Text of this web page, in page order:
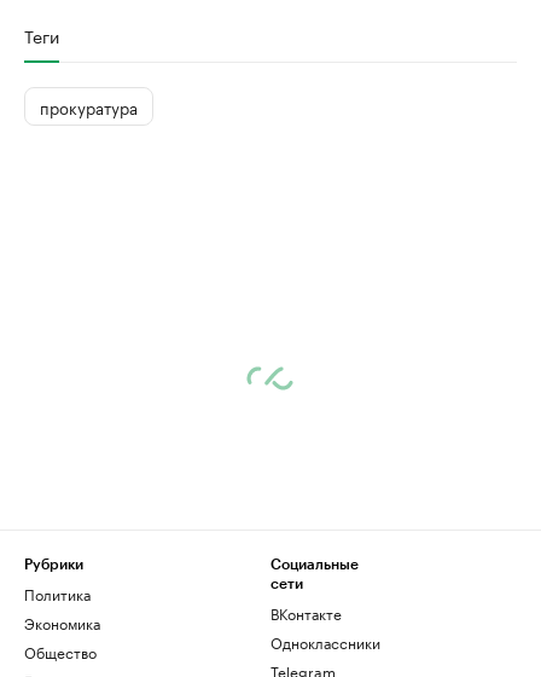
Теги
прокуратура
Рубрики
Политика
Экономика
Общество
Социальные
сети
ВКонтакте
Одноклассники
Telegram